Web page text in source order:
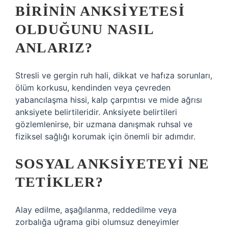
BIRININ ANKSIYETESI
OLDUĞUNU NASIL
ANLARIZ?
Stresli ve gergin ruh hali, dikkat ve hafıza sorunları,
ölüm korkusu, kendinden veya çevreden
yabancılaşma hissi, kalp çarpıntısı ve mide ağrısı
anksiyete belirtileridir. Anksiyete belirtileri
gözlemlenirse, bir uzmana danışmak ruhsal ve
fiziksel sağlığı korumak için önemli bir adımdır.
SOSYAL ANKSIYETEYI NE
TETIKLER?
Alay edilme, aşağılanma, reddedilme veya
zorbalığa uğrama gibi olumsuz deneyimler